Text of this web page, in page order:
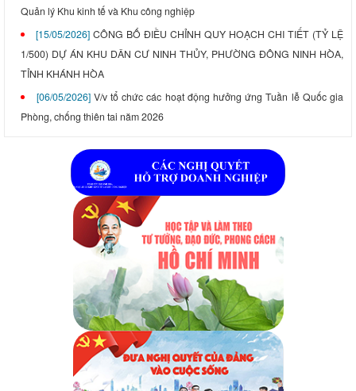
Quản lý Khu kinh tế và Khu công nghiệp
[15/05/2026]CÔNG BỐ ĐIỀU CHỈNH QUY HOẠCH CHI TIẾT (TỶ LỆ
1/500) DỰ ÁN KHU DÂN CƯ NINH THỦY, PHƯỜNG ĐÔNG NINH HÒA,
TỈNH KHÁNH HÒA
[06/05/2026] V/v tổ chức các hoạt động hưởng ứng Tuần lễ Quốc gia
Phòng, chống thiên tai năm 2026